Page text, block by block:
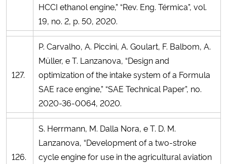
HCCI ethanol engine,” “Rev. Eng. Térmica”, vol.
19, no. 2, p. 50, 2020.
127.
P. Carvalho, A. Piccini, A. Goulart, F. Balbom, A.
Müller, e T. Lanzanova, “Design and
optimization of the intake system of a Formula
SAE race engine,” “SAE Technical Paper”, no.
2020-36-0064, 2020.
126.
S. Herrmann, M. Dalla Nora, e T. D. M.
Lanzanova, “Development of a two-stroke
cycle engine for use in the agricultural aviation